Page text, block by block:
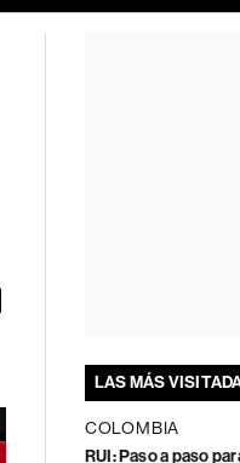
LAS MÁS
COLOMBIA
RUI: Paso a paso